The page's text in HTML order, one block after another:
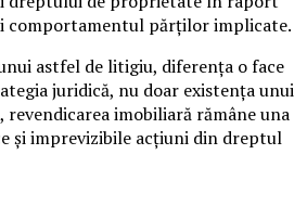
comportamentul părților implicate.
astfel de litigiu, diferența o face
juridică, nu doar existența unui
revendicarea imobiliară rămâne una
și imprevizibile acțiuni din dreptul